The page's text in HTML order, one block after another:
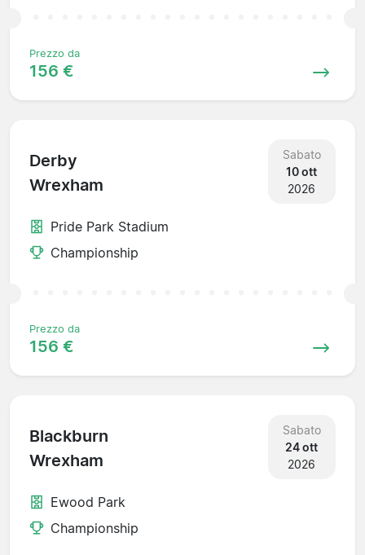
Prezzo da
156 €
Derby
Wrexham
Sabato
10 ott
2026
Pride Park Stadium
Championship
Prezzo da
156 €
Blackburn
Wrexham
Sabato
24 ott
2026
Ewood Park
Championship